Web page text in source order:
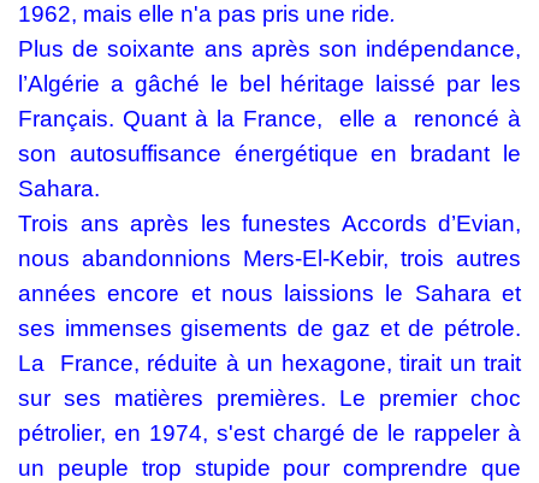
1962, mais elle n'a pas pris une ride.
Plus de soixante ans après son indépendance,
l’Algérie a gâché le bel héritage laissé par les
Français. Quant à la France,
elle a
renoncé à
son autosuffisance énergétique en bradant le
Sahara.
Trois ans après les funestes Accords d’Evian,
nous abandonnions Mers-El-Kebir, trois autres
années encore et nous laissions le Sahara et
ses immenses gisements de gaz et de pétrole.
La
France, réduite à un hexagone, tirait un trait
sur ses matières premières. Le premier choc
pétrolier, en 1974, s'est chargé de le rappeler à
un peuple trop stupide pour comprendre que